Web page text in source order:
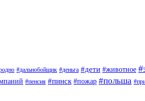
#дальнобойщик #деньга #дети #животное
#пенсия #пинск #пожар #польша